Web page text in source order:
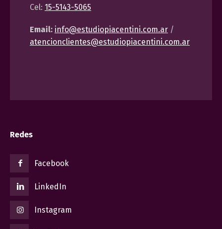
Cel: 15-5143-5065
Email: info@estudiopiacentini.com.ar /
atencionclientes@estudiopiacentini.com.ar
Redes
Facebook
LinkedIn
Instagram